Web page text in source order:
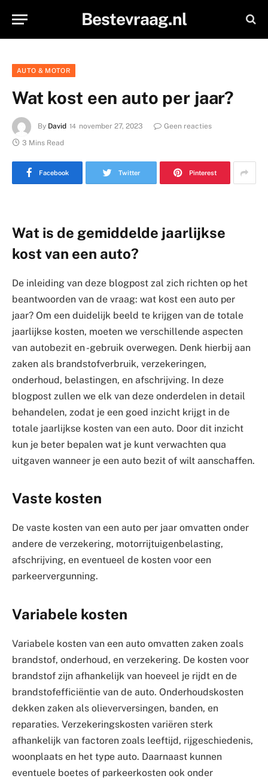
Bestevraag.nl
AUTO & MOTOR
Wat kost een auto per jaar?
By David november 27, 2023
Geen reacties
3 Mins Read
Facebook Twitter Pinterest
Wat is de gemiddelde jaarlijkse
kost van een auto?
De inleiding van deze blogpost zal zich richten op het
beantwoorden van de vraag: wat kost een auto per
jaar? Om een duidelijk beeld te krijgen van de totale
jaarlijkse kosten, moeten we verschillende aspecten
van autobezit en -gebruik overwegen. Denk hierbij aan
zaken als brandstofverbruik, verzekeringen,
onderhoud, belastingen, en afschrijving. In deze
blogpost zullen we elk van deze onderdelen in detail
behandelen, zodat je een goed inzicht krijgt in de
totale jaarlijkse kosten van een auto. Door dit inzicht
kun je beter bepalen wat je kunt verwachten qua
uitgaven wanneer je een auto bezit of wilt aanschaffen.
Vaste kosten
De vaste kosten van een auto per jaar omvatten onder
andere de verzekering, motorrijtuigenbelasting,
afschrijving, en eventueel de kosten voor een
parkeervergunning.
Variabele kosten
Variabele kosten van een auto omvatten zaken zoals
brandstof, onderhoud, en verzekering. De kosten voor
brandstof zijn afhankelijk van hoeveel je rijdt en de
brandstofefficiëntie van de auto. Onderhoudskosten
dekken zaken als olieverversingen, banden, en
reparaties. Verzekeringskosten variëren sterk
afhankelijk van factoren zoals leeftijd, rijgeschiedenis,
woonplaats en het type auto. Daarnaast kunnen
eventuele boetes of parkeerkosten ook onder